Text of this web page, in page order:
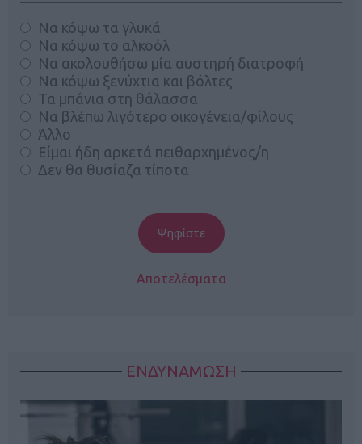
Να κόψω τα γλυκά
Να κόψω το αλκοόλ
Να ακολουθήσω μία αυστηρή διατροφή
Να κόψω ξενύχτια και βόλτες
Τα μπάνια στη θάλασσα
Να βλέπω λιγότερο οικογένεια/φίλους
Άλλο
Είμαι ήδη αρκετά πειθαρχημένος/η
Δεν θα θυσίαζα τίποτα
Αποτελέσματα
ΕΝΔΥΝΑΜΩΣΗ